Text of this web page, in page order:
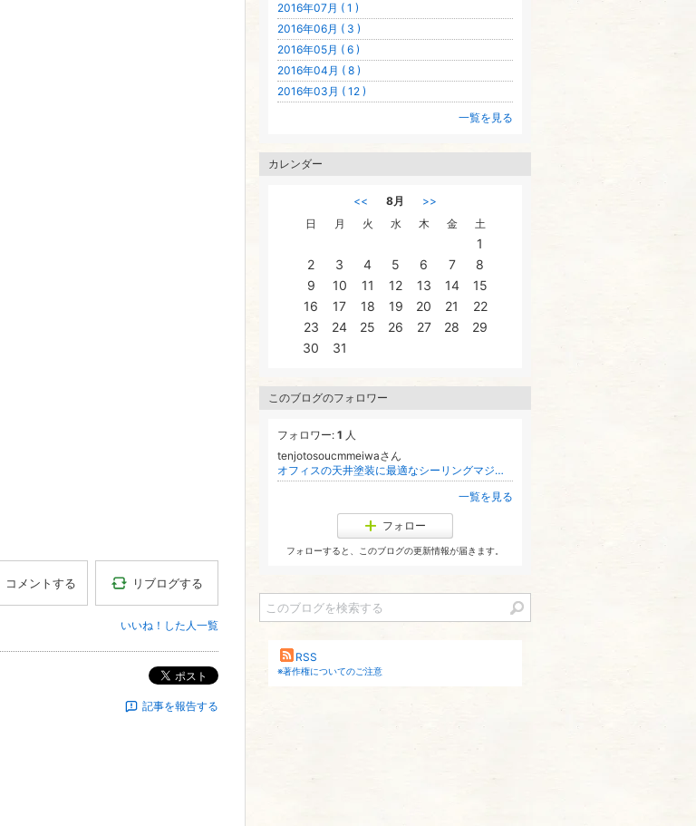
コメントする リブログする
いいね！した人一覧
ポスト
記事を報告する
2016年07月 ( 1 )
2016年06月 ( 3 )
2016年05月 ( 6 )
2016年04月 ( 8 )
2016年03月 ( 12 )
一覧を見る
カレンダー
<< 8月
>>
日
月 火 水 木 金 土
1
2
3 4 5 6 7
8
9
10 11 12 13 14
15
16
17 18 19 20 21
22
23
24 25 26 27 28
29
30
31
このブログのフォロワー
フォロワー: 1 人
tenjotosoucmmeiwaさん
オフィスの天井塗装に最適なシーリングマジック工法とは?明和工業
一覧を見る
フォロー
フォローすると、このブログの更新情報が届きます。
RSS
※著作権についてのご注意